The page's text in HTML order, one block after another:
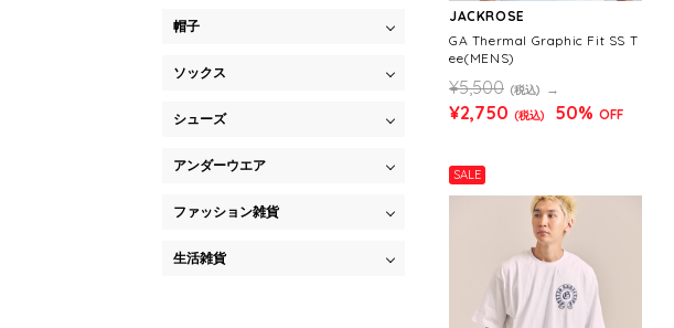
JACKROSE
GA Thermal Graphic Fit SS T
ee(MENS)
¥5,500 (税込)
¥2,750 (税込) 50% OFF
SALE
帽子
ソックス
シューズ
アンダーウエア
ファッション雑貨
生活雑貨